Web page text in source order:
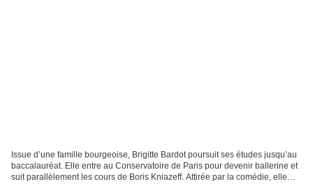
Issue d’une famille bourgeoise, Brigitte Bardot poursuit ses études jusqu’au
baccalauréat. Elle entre au Conservatoire de Paris pour devenir ballerine et
suit parallèlement les cours de Boris Kniazeff. Attirée par la comédie, elle